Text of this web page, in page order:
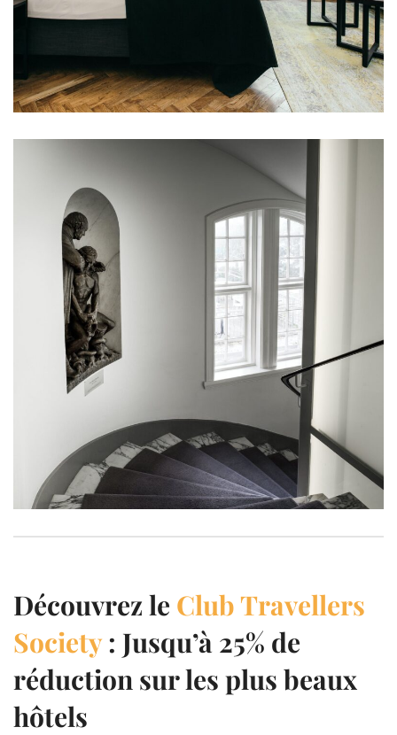
Découvrez le Club Travellers
Society: Jusqu’à 25% de
réduction sur les plus beaux
hôtels